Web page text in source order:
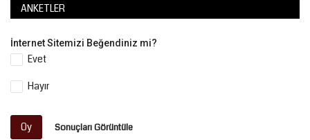
ANKETLER
İnternet Sitemizi Beğendiniz mi?
Evet
Hayır
Oy Sonuçları Görüntüle